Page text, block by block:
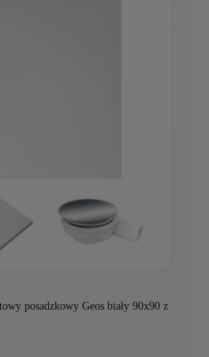
posadzkowy Geos biały 90x90 z